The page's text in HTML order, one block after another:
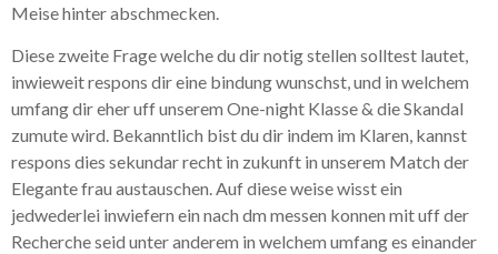
Meise hinter abschmecken.
Diese zweite Frage welche du dir notig stellen solltest lautet,
inwieweit respons dir eine bindung wunschst, und in welchem
umfang dir eher uff unserem One-night Klasse & die Skandal
zumute wird. Bekanntlich bist du dir indem im Klaren, kannst
respons dies sekundar recht in zukunft in unserem Match der
Elegante frau austauschen. Auf diese weise wisst ein
jedwederlei inwiefern ein nach dm messen konnen mit uff der
Recherche seid unter anderem in welchem umfang es einander